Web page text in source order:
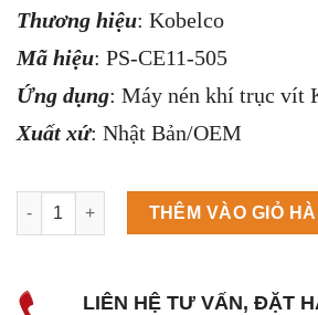
Thương hiệu: Kobelco
Mã hiệu: PS-CE11-505
Ứng dụng: Máy nén khí trục vít
Xuất xứ: Nhật Bản/OEM
Máy làm đá viên Scotsman NW458AS
THÊM VÀO GIỎ
LIÊN HỆ TƯ VẤN, ĐẶT